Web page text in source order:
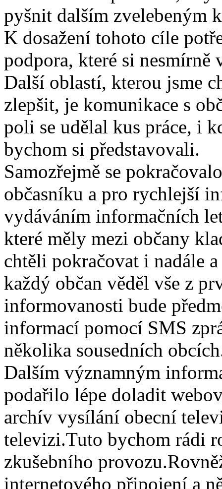
pyšnit dalším zvelebeným
K dosažení tohoto cíle
podpora, které si nesmírně
Další oblastí, kterou jsme
zlepšit, je komunikace s
poli se udělal kus práce, i
bychom si představovali.
Samozřejmě se
občasníku a pro rychlejší
vydáváním informačních
které měly mezi občany
chtěli pokračovat i nadále
každý občan věděl vše z
informovanosti bude
informací pomocí SMS
několika sousedních
Dalším významným
podařilo lépe doladit
archív vysílání obecní
televizi.Tuto bychom rádi
zkušebního
internetového připojení a